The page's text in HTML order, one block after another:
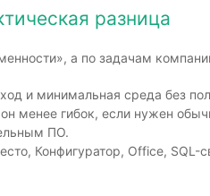
разница
а по задачам
и минимальная среда без
менее гибок, если нужен
ПО.
Конфигуратор, Office, SQL-